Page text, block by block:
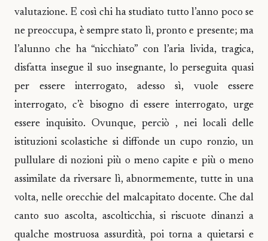
valutazione. E così chi ha studiato tutto l’anno poco se
ne preoccupa, è sempre stato lì, pronto e presente; ma
l’alunno che ha “nicchiato” con l’aria livida, tragica,
disfatta insegue il suo insegnante, lo perseguita quasi
per essere interrogato, adesso sì, vuole essere
interrogato, c’è bisogno di essere interrogato, urge
essere inquisito. Ovunque, perciò , nei locali delle
istituzioni scolastiche si diffonde un cupo ronzio, un
pullulare di nozioni più o meno capite e più o meno
assimilate da riversare lì, abnormemente, tutte in una
volta, nelle orecchie del malcapitato docente. Che dal
canto suo ascolta, ascolticchia, si riscuote dinanzi a
qualche mostruosa assurdità, poi torna a quietarsi e